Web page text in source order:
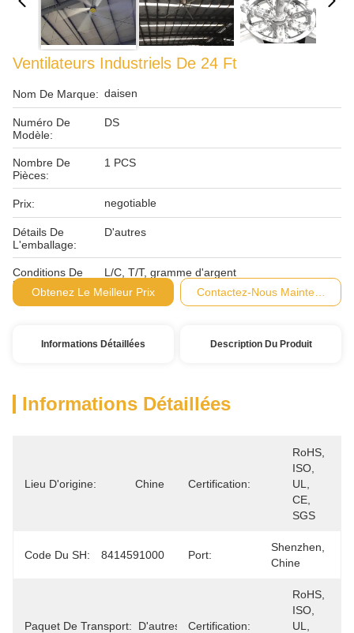
Ventilateurs Industriels De 24 Ft
Nom De Marque: daisen
Numéro De
Modèle:
DS
Nombre De
Pièces:
1 PCS
Prix: negotiable
Détails De
L'emballage:
D'autres
Conditions De
Paiement:
L/C, T/T, gramme d'argent
Obtenez Le Meilleur Prix
Contactez-Nous Maintenant
Informations Détaillées Description Du Produit
Informations Détaillées
Lieu D'origine: Chine Certification:
RoHS,
ISO,
UL,
CE,
SGS
Code Du SH: 8414591000 Port:
Shenzhen,
Chine
Paquet De Transport: D'autres Certification:
RoHS,
ISO,
UL,